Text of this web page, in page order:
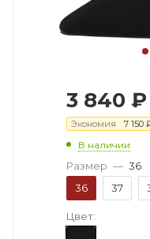
3 840 ₽
Экономия 7 150
В наличии
Размер — 36
36
37
Цвет: